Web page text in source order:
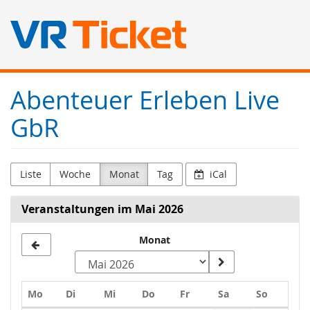
Haupt-
Inhalt
springen
Abenteuer Erleben Live
GbR
Liste Woche Monat Tag iCal
Veranstaltungen im Mai 2026
Monat
Mo Montag
DiDienstag
MiMittwoch
Do Donnerstag
FrFreitagSaSamstag
So